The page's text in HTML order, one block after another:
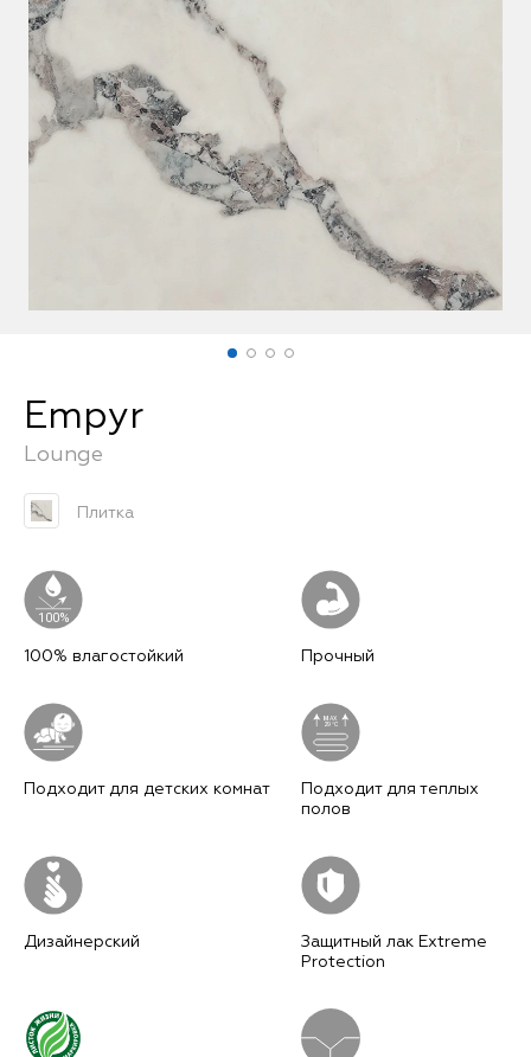
Empyr
Lounge
Плитка
100%
100% влагостойкий Прочный
Подходит для детских комнат
MAX
29°C
Подходит для теплых
полов
Дизайнерский
Защитный лак Extreme
Protection
FAQ